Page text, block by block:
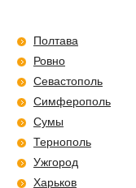
Полтава
Ровно
Севастополь
Симферополь
Сумы
Тернополь
Ужгород
Харьков